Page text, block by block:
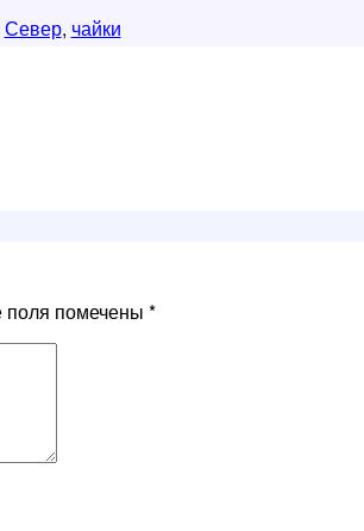
Север, чайки
поля помечены *